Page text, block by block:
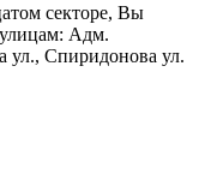
секторе, Вы
улицам: Адм.
ул., Спиридонова ул.